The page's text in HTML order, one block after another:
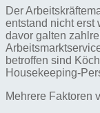
Der
entstand nicht erst
davor galten
betroffen sind
Housekeeping-
Mehrere Faktoren